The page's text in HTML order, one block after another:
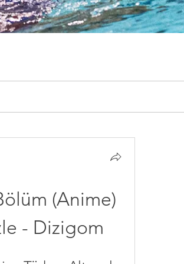
(Anime)
- Dizigom